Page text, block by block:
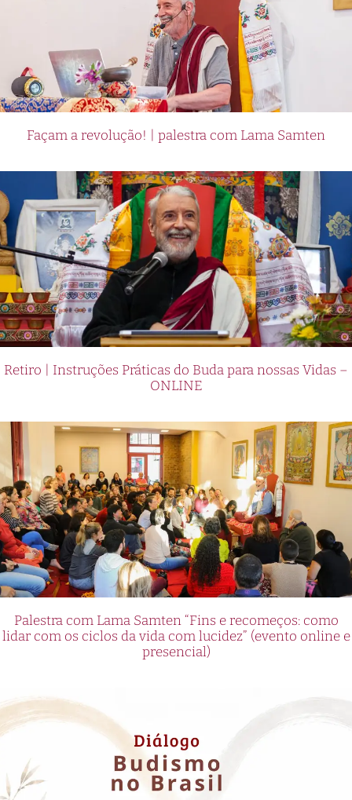
Façam a revolução! | palestra com Lama Samten
Retiro | Instruções Práticas do Buda para nossas Vidas –
ONLINE
Palestra com Lama Samten “Fins e recomeços: como
lidar com os ciclos da vida com lucidez” (evento online e
presencial)